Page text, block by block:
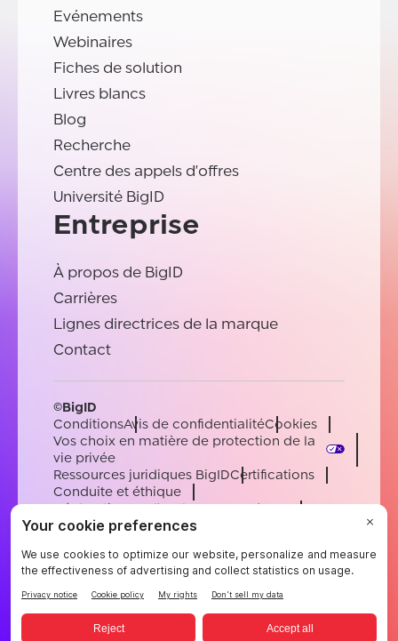
Evénements
Webinaires
Fiches de solution
Livres blancs
Blog
Recherche
Centre des appels d'offres
Université BigID
Entreprise
À propos de BigID
Carrières
Lignes directrices de la marque
Contact
©BigID
ConditionsAvis de confidentialitéCookies
Vos choix en matière de protection de la
vie privée
Ressources juridiques BigIDCertifications
Conduite et éthique
Déclaration sur l'esclavage moderne
Sous-processeursSoutien
EnglishGermanFrenchSpanishPortuguese